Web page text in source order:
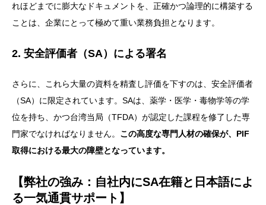
れほどまでに膨大なドキュメントを、正確かつ論理的に構築する
ことは、企業にとって極めて重い業務負担となります。
2. 安全評価者（SA）による署名
さらに、これら大量の資料を精査し評価を下すのは、安全評価者
（SA）に限定されています。SAは、薬学・医学・毒物学等の学
位を持ち、かつ台湾当局（TFDA）が認定した課程を修了した専
門家でなければなりません。 この高度な専門人材の確保が、PIF
取得における最大の障壁となっています。
【弊社の強み：自社内にSA在籍と日本語によ
る一気通貫サポート】